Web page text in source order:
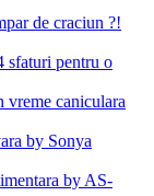
de craciun ?!
sfaturi pentru o
vreme caniculara
by Sonya
by AS-